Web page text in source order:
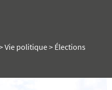
Vie politique> Élections